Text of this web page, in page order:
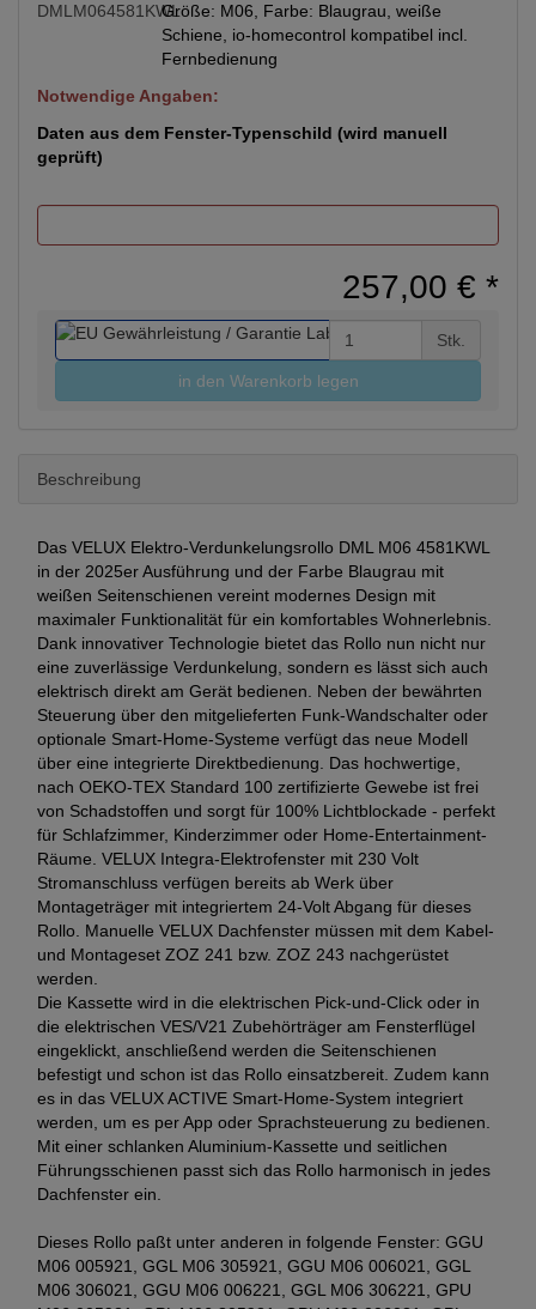
Größe: M06, Farbe: Blaugrau, weiße
Schiene, io-homecontrol kompatibel incl.
Fernbedienung
Notwendige Angaben:
Daten aus dem Fenster-Typenschild (wird manuell
geprüft)
257,00 € *
Stk.
in den Warenkorb legen
Beschreibung
Das VELUX Elektro-Verdunkelungsrollo DML M06 4581KWL
in der 2025er Ausführung und der Farbe Blaugrau mit
weißen Seitenschienen vereint modernes Design mit
maximaler Funktionalität für ein komfortables Wohnerlebnis.
Dank innovativer Technologie bietet das Rollo nun nicht nur
eine zuverlässige Verdunkelung, sondern es lässt sich auch
elektrisch direkt am Gerät bedienen. Neben der bewährten
Steuerung über den mitgelieferten Funk-Wandschalter oder
optionale Smart-Home-Systeme verfügt das neue Modell
über eine integrierte Direktbedienung. Das hochwertige,
nach OEKO-TEX Standard 100 zertifizierte Gewebe ist frei
von Schadstoffen und sorgt für 100% Lichtblockade - perfekt
für Schlafzimmer, Kinderzimmer oder Home-Entertainment-
Räume. VELUX Integra-Elektrofenster mit 230 Volt
Stromanschluss verfügen bereits ab Werk über
Montageträger mit integriertem 24-Volt Abgang für dieses
Rollo. Manuelle VELUX Dachfenster müssen mit dem Kabel-
und Montageset ZOZ 241 bzw. ZOZ 243 nachgerüstet
werden.
Die Kassette wird in die elektrischen Pick-und-Click oder in
die elektrischen VES/V21 Zubehörträger am Fensterflügel
eingeklickt, anschließend werden die Seitenschienen
befestigt und schon ist das Rollo einsatzbereit. Zudem kann
es in das VELUX ACTIVE Smart-Home-System integriert
werden, um es per App oder Sprachsteuerung zu bedienen.
Mit einer schlanken Aluminium-Kassette und seitlichen
Führungsschienen passt sich das Rollo harmonisch in jedes
Dachfenster ein.
Dieses Rollo paßt unter anderen in folgende Fenster: GGU
M06 005921, GGL M06 305921, GGU M06 006021, GGL
M06 306021, GGU M06 006221, GGL M06 306221, GPU